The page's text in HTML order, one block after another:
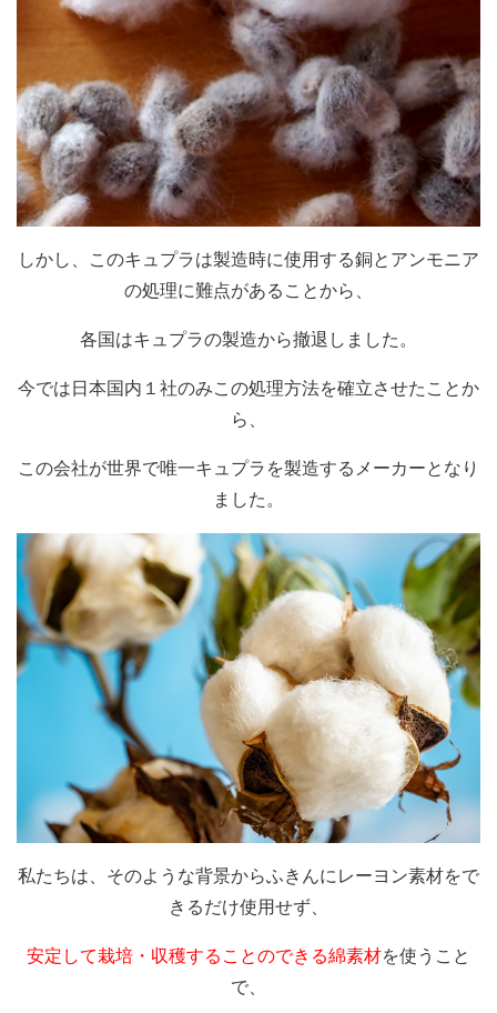
しかし、このキュプラは製造時に使用する銅とアンモニア
の処理に難点があることから、
各国はキュプラの製造から撤退しました。
今では日本国内１社のみこの処理方法を確立させたことか
ら、
この会社が世界で唯一キュプラを製造するメーカーとなり
ました。
私たちは、そのような背景からふきんにレーヨン素材をで
きるだけ使用せず、
安定して栽培・収穫することのできる綿素材を使うこと
で、